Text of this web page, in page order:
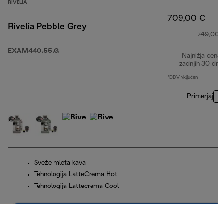
RIVELIA
Rivelia Pebble Grey
EXAM440.55.G
709,00 €
Najnižja
zadnjih 30
*DDV vključen
Primerjaj
Sveže mleta kava
Tehnologija LatteCrema Hot
Tehnologija Lattecrema Cool